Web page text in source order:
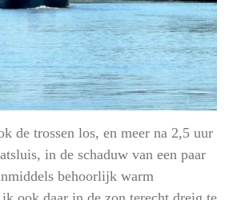
de trossen los, en meer na 2,5 uur
in de schaduw van een paar
behoorlijk warm